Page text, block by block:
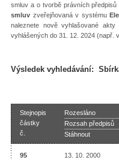
smluv a o tvorbě právních
smluv zveřejňovaná v systému
naleznete nově vyhlašované
vyhlášených do 31. 12. 2024 (např.
Výsledek vyhledávání:
Stejnopis
částky
č.
Rozesláno
Rozsah předpisů
Stáhnout
95
13. 10. 2000